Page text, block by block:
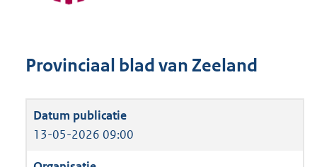
Provinciaal blad van Zeeland
13-05-2026 09:00